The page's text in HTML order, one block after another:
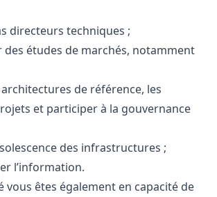
directeurs techniques ;
des études de marchés, notamment
de référence, les
et participer à la gouvernance
des infrastructures ;
l’information.
vous êtes également en capacité de